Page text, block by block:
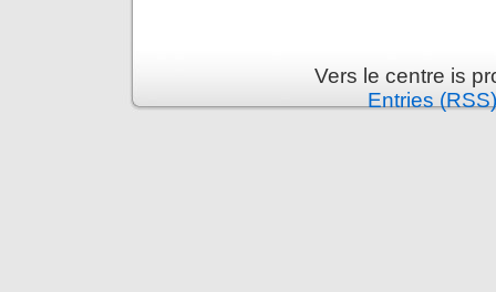
Vers le centre is
Entries (RSS)